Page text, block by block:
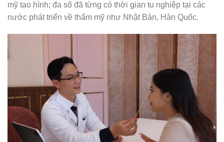
mỹ tạo hình; đa số đã từng có thời gian tu nghiệp tại các
nước phát triển về thẩm mỹ như Nhật Bản, Hàn Quốc.